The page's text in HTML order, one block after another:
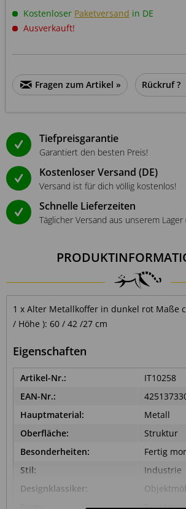
Kostenloser Paketversand in DE
Ausverkauft!
Fragen zum Artikel » Rückruf ?
Tiefpreisgarantie
Garantiert den besten Preis!
Kostenloser Versand (DE)
Versand ist für dich völlig kostenlos!
Schnelle Lieferzeiten
Täglicher Versand aus unserem Lager
1 x Alter Metallkoffer in dunkel rot Maße
/ Höhe ): 60 / 42 /27 cm
Eigenschaften
Artikel-Nr.:
IT10258
EAN-Nr.:
Hauptmaterial:
Metall
Oberfläche:
Struktur
Besonderheiten:
Fertig
Stil:
Industrie
Designklassiker: